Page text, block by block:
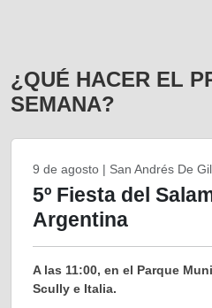
¿QUÉ HACER EL
SEMANA?
9 de agosto | San Andrés De
5º Fiesta del
Argentina
A las 11:00, en el Parque
Scully e Italia.